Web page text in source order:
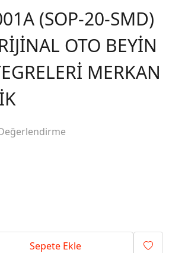
(SOP-20-SMD)
OTO BEYİN
MERKAN
Sepete Ekle